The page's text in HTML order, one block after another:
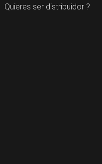
Quieres ser distribuidor ?